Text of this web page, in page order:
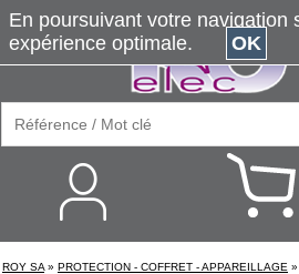
ROY SA » PROTECTION - COFFRET - APPAREILLAGE »
En poursuivant votre navigation
expérience optimale.
OK